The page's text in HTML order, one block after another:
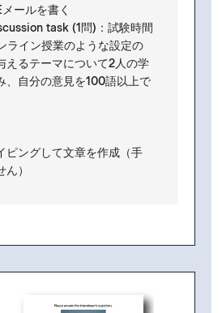
ールを書く
task (1問)：試験時間
ライン授業のような設定の
えるテーマについて2人の学
、自分の意見を100語以上で
ピングして文章を作成（手
）